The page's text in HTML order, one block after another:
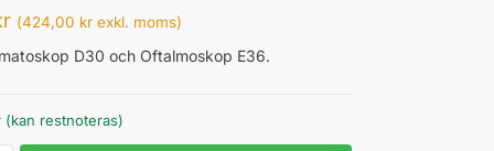
(424,00 kr exkl. moms)
D30 och Oftalmoskop E36.
(kan restnoteras)